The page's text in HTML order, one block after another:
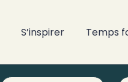
S’inspirer Temps